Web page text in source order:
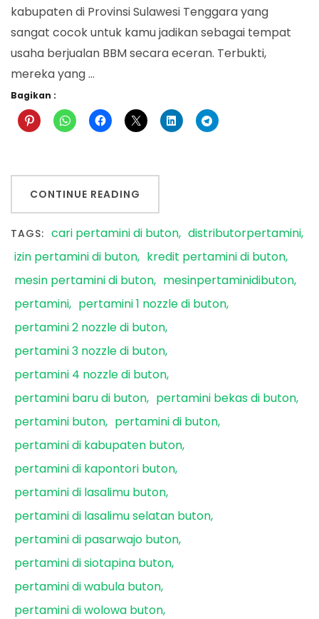
kabupaten di Provinsi Sulawesi Tenggara yang
sangat cocok untuk kamu jadikan sebagai tempat
usaha berjualan BBM secara eceran. Terbukti,
mereka yang …
Bagikan :
CONTINUE READING
TAGS: cari pertamini di buton distributorpertamini
izin pertamini di buton
kredit pertamini di buton
mesin pertamini di buton
mesinpertaminidibuton
pertamini
pertamini 1 nozzle di buton
pertamini 2 nozzle di buton
pertamini 3 nozzle di buton
pertamini 4 nozzle di buton
pertamini baru di buton
pertamini bekas di buton
pertamini buton
pertamini di buton
pertamini di kabupaten buton
pertamini di kapontori buton
pertamini di lasalimu buton
pertamini di lasalimu selatan buton
pertamini di pasarwajo buton
pertamini di siotapina buton
pertamini di wabula buton
pertamini di wolowa buton